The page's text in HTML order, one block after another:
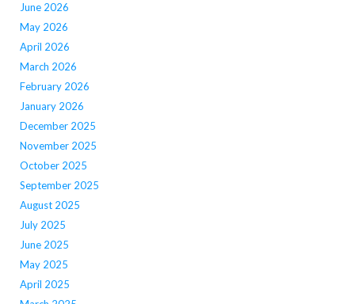
June 2026
May 2026
April 2026
March 2026
February 2026
January 2026
December 2025
November 2025
October 2025
September 2025
August 2025
July 2025
June 2025
May 2025
April 2025